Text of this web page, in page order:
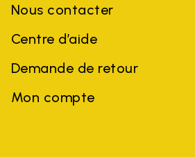
Nous contacter
Centre d’aide
Demande de retour
Mon compte